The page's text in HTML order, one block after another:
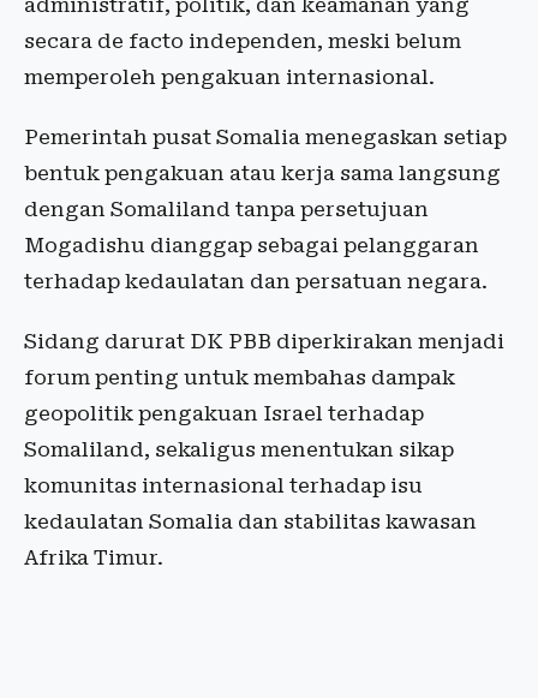
administratif, politik, dan keamanan yang
secara de facto independen, meski belum
memperoleh pengakuan internasional.
Pemerintah pusat Somalia menegaskan setiap
bentuk pengakuan atau kerja sama langsung
dengan Somaliland tanpa persetujuan
Mogadishu dianggap sebagai pelanggaran
terhadap kedaulatan dan persatuan negara.
Sidang darurat DK PBB diperkirakan menjadi
forum penting untuk membahas dampak
geopolitik pengakuan Israel terhadap
Somaliland, sekaligus menentukan sikap
komunitas internasional terhadap isu
kedaulatan Somalia dan stabilitas kawasan
Afrika Timur.